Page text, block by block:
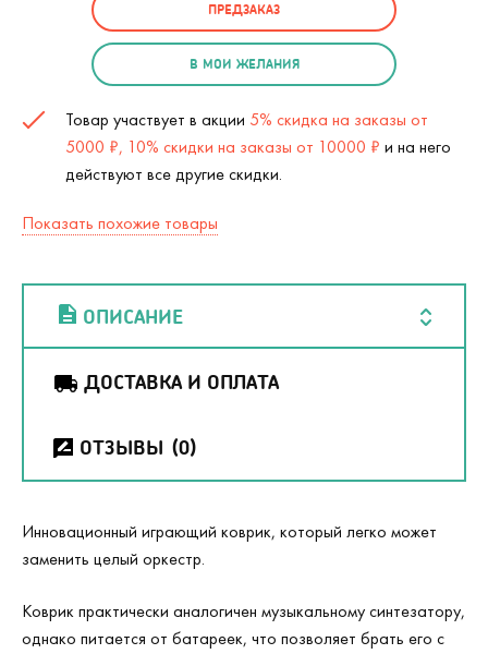
ПРЕДЗАКАЗ
В МОИ ЖЕЛАНИЯ
Товар участвует в акции 5% скидка на заказы от
5000 ₽, 10% скидки на заказы от 10000 ₽ и на него
действуют все другие скидки.
Показать похожие товары
ОПИСАНИЕ
ДОСТАВКА И ОПЛАТА
ОТЗЫВЫ (0)
Инновационный играющий коврик, который легко может
заменить целый оркестр.
Коврик практически аналогичен музыкальному синтезатору,
однако питается от батареек, что позволяет брать его с